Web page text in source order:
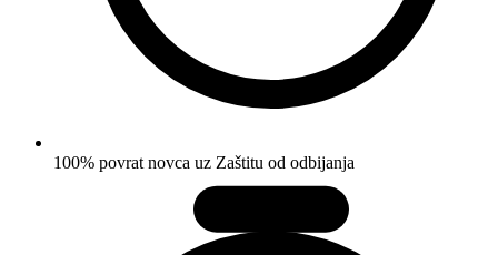
100% povrat novca uz Zaštitu od odbijanja